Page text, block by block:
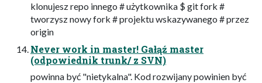
klonujesz repo innego # użytkownika $ git fork #
tworzysz nowy fork # projektu wskazywanego # przez
origin
Never work in master! Gałąź master
(odpowiednik trunk/ z SVN)
powinna być "nietykalna". Kod rozwijany powinien być